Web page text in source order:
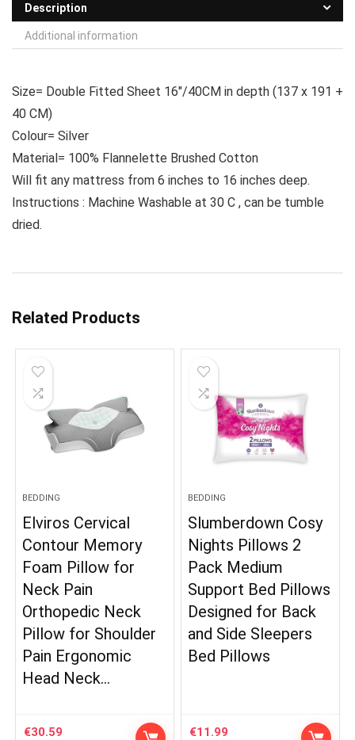
Description
Additional information
Size= Double Fitted Sheet 16″/40CM in depth (137 x 191 +
40 CM)
Colour= Silver
Material= 100% Flannelette Brushed Cotton
Will fit any mattress from 6 inches to 16 inches deep.
Instructions : Machine Washable at 30 C , can be tumble
dried.
Related Products
BEDDING
Elviros Cervical
Contour Memory
Foam Pillow for
Neck Pain
Orthopedic Neck
Pillow for Shoulder
Pain Ergonomic
Head Neck…
€30.59
BEDDING
Slumberdown Cosy
Nights Pillows 2
Pack Medium
Support Bed Pillows
Designed for Back
and Side Sleepers
Bed Pillows
€11.99